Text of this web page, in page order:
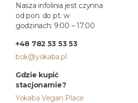
Nasza infolinia jest czynna
od pon. do pt. w
godzinach: 9:00 – 17:00
+48 782 53 53 53
bok@yokaba.pl
Gdzie kupić
stacjonarnie?
Yokaba Vegan Place